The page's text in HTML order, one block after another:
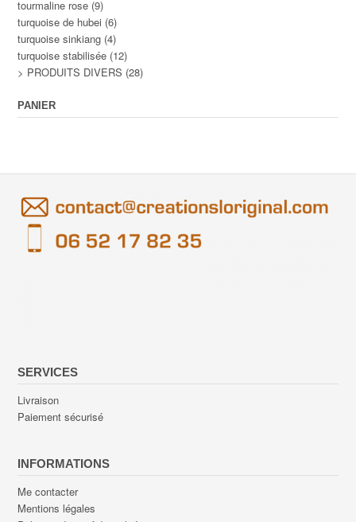
tourmaline rose (9)
turquoise de hubei (6)
turquoise sinkiang (4)
turquoise stabilisée (12)
> PRODUITS DIVERS (28)
PANIER
SERVICES
Livraison
Paiement sécurisé
INFORMATIONS
Me contacter
Mentions légales